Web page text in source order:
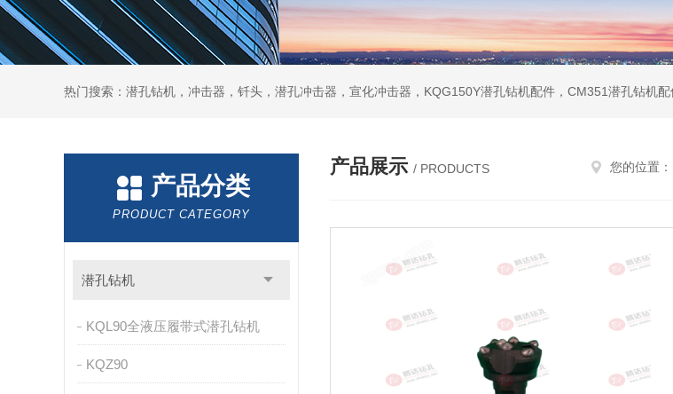
产品分类
PRODUCT CATEGORY
潜孔钻机
KQL90全液压履带式潜孔钻机
KQZ90
产品展示 / PRODUCTS 您的位置：